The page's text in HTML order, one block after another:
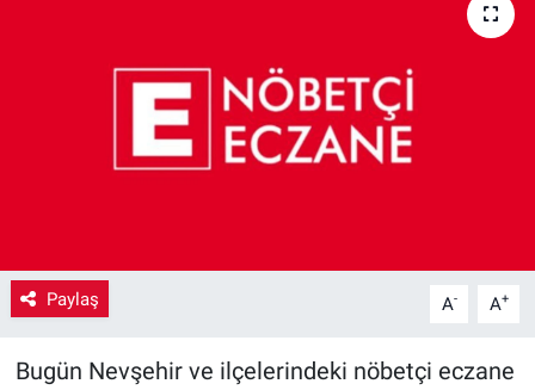
Paylaş A- A+
Bugün Nevşehir ve ilçelerindeki nöbetçi eczane
VEFATLAR